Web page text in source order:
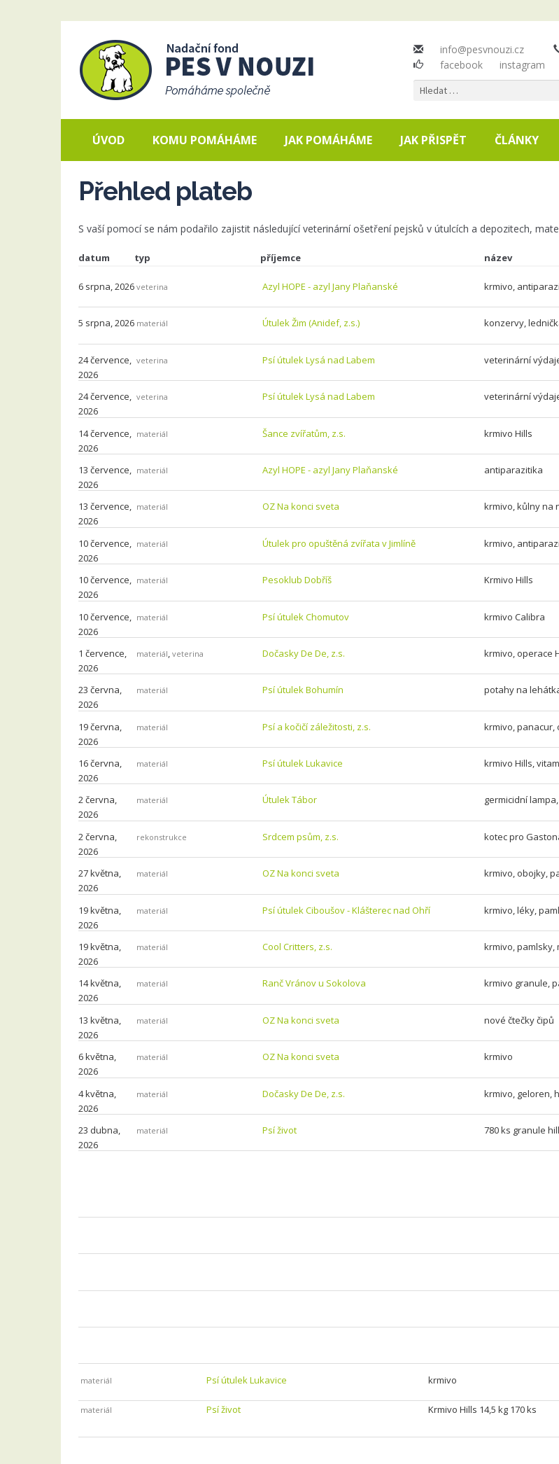
info@pesvnouzi.cz
facebook
instagram
Vyhledávání
ÚVOD KOMU POMÁHÁME JAK POMÁHÁME JAK PŘISPĚT ČLÁNKY
Přehled plateb
S vaší pomocí se nám podařilo zajistit následující veterinární ošetření pejsků v útulcích a depozitech,
datum typ příjemce název
6 srpna, 2026 veterina Azyl HOPE - azyl Jany Plaňanské krmivo,
5 srpna, 2026 materiál Útulek Žim (Anidef, z.s.) konzervy,
24 července,
2026
veterina Psí útulek Lysá nad Labem veterinární
24 července,
2026
veterina Psí útulek Lysá nad Labem veterinární
14 července,
2026
materiál Šance zvířatům, z.s. krmivo Hills
13 července,
2026
materiál Azyl HOPE - azyl Jany Plaňanské antiparazitika
13 července,
2026
materiál OZ Na konci sveta krmivo, kůlny na
10 července,
2026
materiál Útulek pro opuštěná zvířata v Jimlíně krmivo,
10 července,
2026
materiál Pesoklub Dobříš Krmivo Hills
10 července,
2026
materiál Psí útulek Chomutov krmivo Calibra
1 července,
2026
materiál, veterina Dočasky De De, z.s. krmivo, operace
23 června,
2026
materiál Psí útulek Bohumín potahy na
19 června,
2026
materiál Psí a kočičí záležitosti, z.s. krmivo, panacur,
16 června,
2026
materiál Psí útulek Lukavice krmivo Hills,
2 června,
2026
materiál Útulek Tábor germicidní
2 června,
2026
rekonstrukce Srdcem psům, z.s. kotec pro
27 května,
2026
materiál OZ Na konci sveta krmivo, obojky,
19 května,
2026
materiál Psí útulek Ciboušov - Klášterec nad Ohří krmivo, léky,
19 května,
2026
materiál Cool Critters, z.s. krmivo, pamlsky,
14 května,
2026
materiál Ranč Vránov u Sokolova krmivo granule,
13 května,
2026
materiál OZ Na konci sveta nové čtečky čipů
6 května,
2026
materiál OZ Na konci sveta krmivo
4 května,
2026
materiál Dočasky De De, z.s. krmivo, geloren,
23 dubna,
2026
materiál Psí život 780 ks granule
materiál Psí útulek Lukavice krmivo
materiál Psí život Krmivo Hills 14,5 kg 170 ks